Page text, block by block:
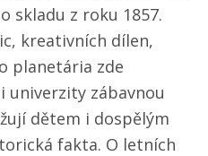
skladu z roku 1857.
kreativních dílen,
planetária zde
univerzity zábavnou
dětem i dospělým
fakta. O letních